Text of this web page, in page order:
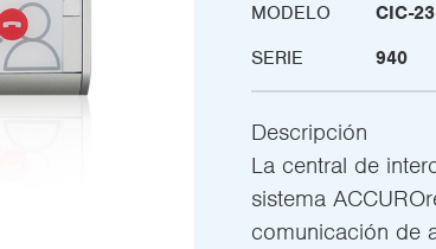
MODELO
CIC-
SERIE
940
Descripción
La central de
sistema
comunicación de